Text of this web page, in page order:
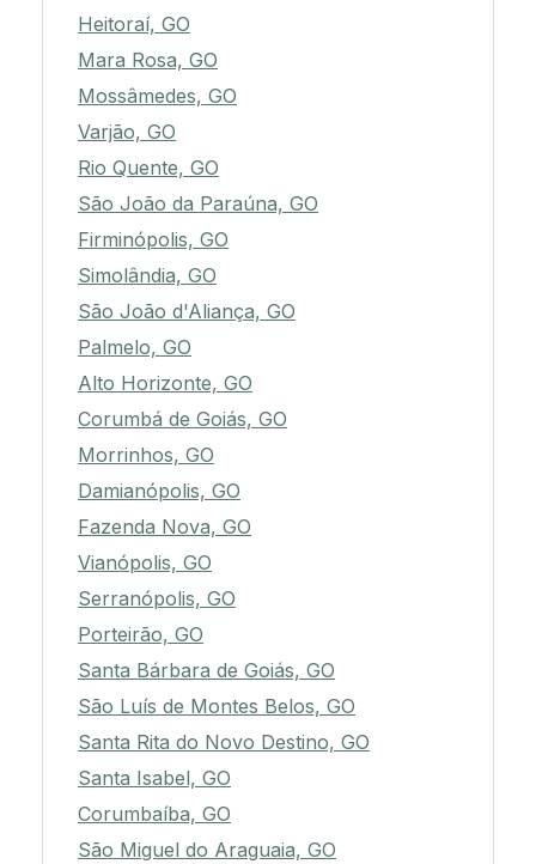
Heitoraí, GO
Mara Rosa, GO
Mossâmedes, GO
Varjão, GO
Rio Quente, GO
São João da Paraúna, GO
Firminópolis, GO
Simolândia, GO
São João d'Aliança, GO
Palmelo, GO
Alto Horizonte, GO
Corumbá de Goiás, GO
Morrinhos, GO
Damianópolis, GO
Fazenda Nova, GO
Vianópolis, GO
Serranópolis, GO
Porteirão, GO
Santa Bárbara de Goiás, GO
São Luís de Montes Belos, GO
Santa Rita do Novo Destino, GO
Santa Isabel, GO
Corumbaíba, GO
São Miguel do Araguaia, GO